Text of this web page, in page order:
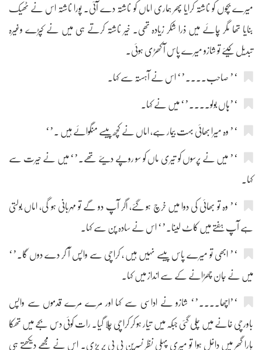
میرے بچوں کو ناشتہ کرایا پھر ہماری اماں کو ناشتہ دے آئی۔ پورا ناشتہ اس نے ٹھیک
بنایا تھا مگر چائے میں ذرا شکر زیادہ تھی۔ خیر ناشتہ کرتے ہی میں نے کپڑے وغیرہ
تبدیل کیئے تو شازو میرے پاس آ کھڑی ہوئی۔
‘’ صاحب....’‘ اس نے آہستہ سے کہا۔
‘’ہاں بولو....’‘ میں نے کہا۔
‘’ وہ میرا بھائی بہت بیمار ہے، اماں نے کچھ پیسے منگوائے ہیں ۔’‘
‘’ میں نے پرسوں کو تیری ماں کو سو روپے دیئے تھے۔’‘ میں نے حیرت سے
کہا۔
‘’ وہ تو بھائی کی دوا میں خرچ ہو گئے، اگر آپ دو گے تو مہربانی ہو گی، اماں بولتی
ہے آپ ہفتے میں کاٹ لینا۔’‘ اس نے سادہ پن سے کہا۔
‘’ ابھی تو میرے پاس پیسے نہیں ہیں ، کراچی سے واپس آ کر دے دوں گا۔’‘
میں نے جان چھڑانے کے سے انداز میں کہا۔
‘’اچھا....’‘ شازو نے اداسی سے کہا اور مرے مرے قدموں سے واپس
باورچی خانے میں چلی گئی جبکہ میں تیار ہو کر کراچی چلا گیا۔ رات کوئی دس بجے میں تھکا
ہارا گھر میں داخل ہوا تو میری پہلی نظر نسرین بی بی پر پڑی۔ اس نے مجھے دیکھتے ہی